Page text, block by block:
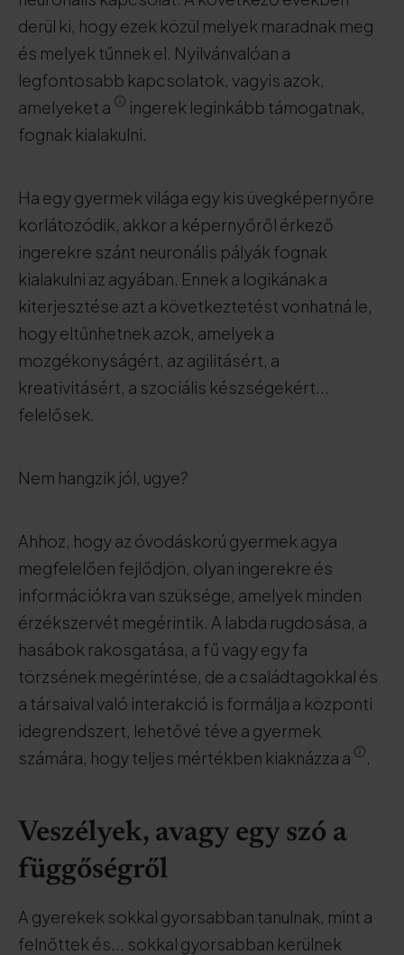
derül ki, hogy ezek közül melyek maradnak meg
és melyek tűnnek el. Nyilvánvalóan a
legfontosabb kapcsolatok, vagyis azok,
amelyeket a
ingerek leginkább támogatnak,
fognak kialakulni.
Ha egy gyermek világa egy kis üvegképernyőre
korlátozódik, akkor a képernyőről érkező
ingerekre szánt neuronális pályák fognak
kialakulni az agyában. Ennek a logikának a
kiterjesztése azt a következtetést vonhatná le,
hogy eltűnhetnek azok, amelyek a
mozgékonyságért, az agilitásért, a
kreativitásért, a szociális készségekért...
felelősek.
Nem hangzik jól, ugye?
Ahhoz, hogy az óvodáskorú gyermek agya
megfelelően fejlődjön, olyan ingerekre és
információkra van szüksége, amelyek minden
érzékszervét megérintik. A labda rugdosása, a
hasábok rakosgatása, a fű vagy egy fa
törzsének megérintése, de a családtagokkal és
a társaival való interakció is formálja a központi
idegrendszert, lehetővé téve a gyermek
számára, hogy teljes mértékben kiaknázza a
Veszélyek, avagy egy szó a
függőségről
A gyerekek sokkal gyorsabban tanulnak, mint a
felnőttek és... sokkal gyorsabban kerülnek